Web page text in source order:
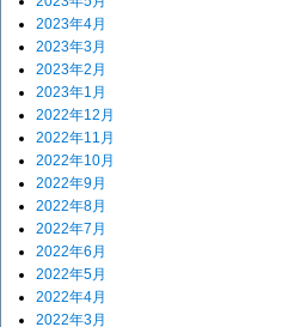
2023年4月
2023年3月
2023年2月
2023年1月
2022年12月
2022年11月
2022年10月
2022年9月
2022年8月
2022年7月
2022年6月
2022年5月
2022年4月
2022年3月